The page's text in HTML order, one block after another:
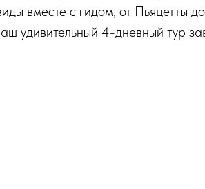
вместе с гидом, от Пьяцетты до
удивительный 4-дневный тур